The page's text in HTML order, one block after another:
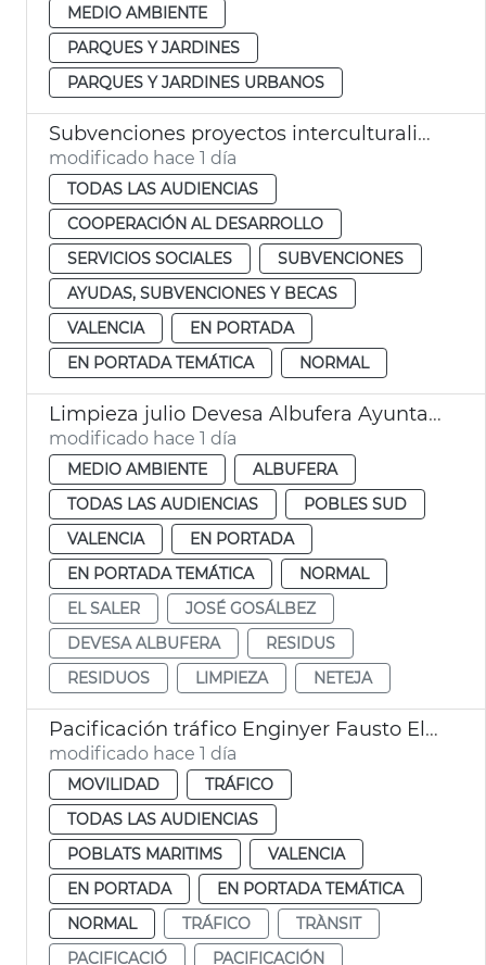
MEDIO AMBIENTE
PARQUES Y JARDINES
PARQUES Y JARDINES URBANOS
Subvenciones proyectos interculturalidad, prevención del racismo y la xenofobia
modificado hace 1 día
TODAS LAS AUDIENCIAS
COOPERACIÓN AL DESARROLLO
SERVICIOS SOCIALES
SUBVENCIONES
AYUDAS, SUBVENCIONES Y BECAS
VALENCIA
EN PORTADA
EN PORTADA TEMÁTICA
NORMAL
Limpieza julio Devesa Albufera Ayuntamiento València
modificado hace 1 día
MEDIO AMBIENTE
ALBUFERA
TODAS LAS AUDIENCIAS
POBLES SUD
VALENCIA
EN PORTADA
EN PORTADA TEMÁTICA
NORMAL
EL SALER
JOSÉ GOSÁLBEZ
DEVESA ALBUFERA
RESIDUS
RESIDUOS
LIMPIEZA NETEJA
Pacificación tráfico Enginyer Fausto Elío València
modificado hace 1 día
MOVILIDAD
TRÁFICO
TODAS LAS AUDIENCIAS
POBLATS MARITIMS
VALENCIA
EN PORTADA
EN PORTADA TEMÁTICA
NORMAL
TRÁFICO
TRÀNSIT
PACIFICACIÓ
PACIFICACIÓN